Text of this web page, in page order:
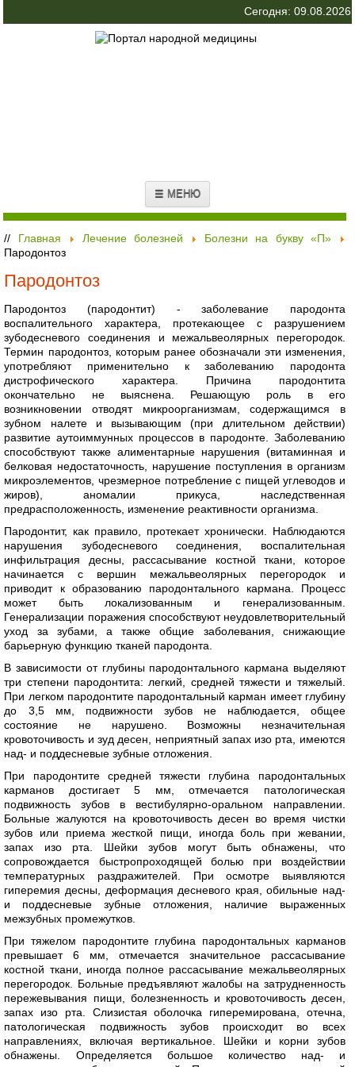
Сегодня: 09.08.2026
☰ МЕНЮ
// Главная Лечение болезней
Болезни на букву «П»
Пародонтоз
Пародонтоз
Пародонтоз (пародонтит) - заболевание пародонта
воспалительного характера, протекающее с разрушением
зубодесневого соединения и межальвеолярных перегородок.
Термин пародонтоз, которым ранее обозначали эти изменения,
употребляют применительно к заболеванию пародонта
дистрофического характера. Причина пародонтита
окончательно не выяснена. Решающую роль в его
возникновении отводят микроорганизмам, содержащимся в
зубном налете и вызывающим (при длительном действии)
развитие аутоиммунных процессов в пародонте. Заболеванию
способствуют также алиментарные нарушения (витаминная и
белковая недостаточность, нарушение поступления в организм
микроэлементов, чрезмерное потребление с пищей углеводов и
жиров), аномалии прикуса, наследственная
предрасположенность, изменение реактивности организма.
Пародонтит, как правило, протекает хронически. Наблюдаются
нарушения зубодесневого соединения, воспалительная
инфильтрация десны, рассасывание костной ткани, которое
начинается с вершин межальвеолярных перегородок и
приводит к образованию пародонтального кармана. Процесс
может быть локализованным и генерализованным.
Генерализации поражения способствуют неудовлетворительный
уход за зубами, а также общие заболевания, снижающие
барьерную функцию тканей пародонта.
В зависимости от глубины пародонтального кармана выделяют
три степени пародонтита: легкий, средней тяжести и тяжелый.
При легком пародонтите пародонтальный карман имеет глубину
до 3,5 мм, подвижности зубов не наблюдается, общее
состояние не нарушено. Возможны незначительная
кровоточивость и зуд десен, неприятный запах изо рта, имеются
над- и поддесневые зубные отложения.
При пародонтите средней тяжести глубина пародонтальных
карманов достигает 5 мм, отмечается патологическая
подвижность зубов в вестибулярно-оральном направлении.
Больные жалуются на кровоточивость десен во время чистки
зубов или приема жесткой пищи, иногда боль при жевании,
запах изо рта. Шейки зубов могут быть обнажены, что
сопровождается быстропроходящей болью при воздействии
температурных раздражителей. При осмотре выявляются
гиперемия десны, деформация десневого края, обильные над-
и поддесневые зубные отложения, наличие выраженных
межзубных промежутков.
При тяжелом пародонтите глубина пародонтальных карманов
превышает 6 мм, отмечается значительное рассасывание
костной ткани, иногда полное рассасывание межальвеолярных
перегородок. Больные предъявляют жалобы на затрудненность
пережевывания пищи, болезненность и кровоточивость десен,
запах изо рта. Слизистая оболочка гиперемирована, отечна,
патологическая подвижность зубов происходит во всех
направлениях, включая вертикальное. Шейки и корни зубов
обнажены. Определяется большое количество над- и